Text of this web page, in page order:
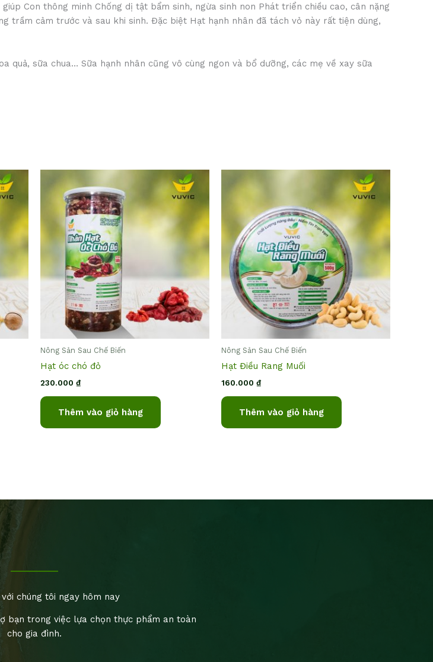
Con thông minh Chống dị tật bẩm sinh, ngừa sinh non Phát triển chiều cao, cân nặng
trầm cảm trước và sau khi sinh. Đặc biệt Hạt hạnh nhân đã tách vỏ này rất tiện dùng,
quả, sữa chua… Sữa hạnh nhân cũng vô cùng ngon và bổ dưỡng, các mẹ về xay sữa
Nông Sản Sau Chế Biến
Hạt óc chó đỏ
230.000 ₫
Thêm vào giỏ hàng
Nông Sản Sau Chế Biến
Hạt Điều Rang Muối
160.000 ₫
Thêm vào giỏ hàng
chúng tôi ngay hôm nay
bạn trong việc lựa chọn thực phẩm an toàn
cho gia đình.